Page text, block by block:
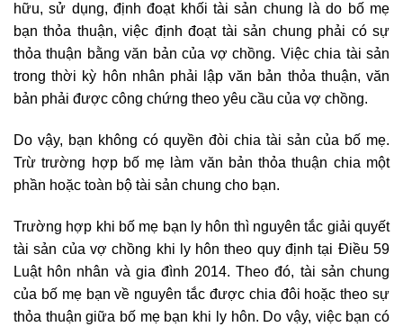
hữu, sử dụng, định đoạt khối tài sản chung là do bố mẹ
bạn thỏa thuận, việc định đoạt tài sản chung phải có sự
thỏa thuận bằng văn bản của vợ chồng. Việc chia tài sản
trong thời kỳ hôn nhân phải lập văn bản thỏa thuận, văn
bản phải được công chứng theo yêu cầu của vợ chồng.
Do vậy, bạn không có quyền đòi chia tài sản của bố mẹ.
Trừ trường hợp bố mẹ làm văn bản thỏa thuận chia một
phần hoặc toàn bộ tài sản chung cho bạn.
Trường hợp khi bố mẹ bạn ly hôn thì nguyên tắc giải quyết
tài sản của vợ chồng khi ly hôn theo quy định tại Điều 59
Luật hôn nhân và gia đình 2014.Theo đó, tài sản chung
của bố mẹ bạn về nguyên tắc được chia đôi hoặc theo sự
thỏa thuận giữa bố mẹ bạn khi ly hôn. Do vậy, việc bạn có